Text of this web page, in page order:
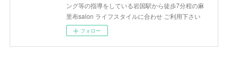
ング等の指導をしている岩国駅から徒歩7分程の麻
里布salon ライフスタイルに合わせ ご利用下さい
フォロー